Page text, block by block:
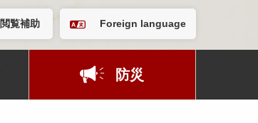
閲覧補助 Foreign language
防災